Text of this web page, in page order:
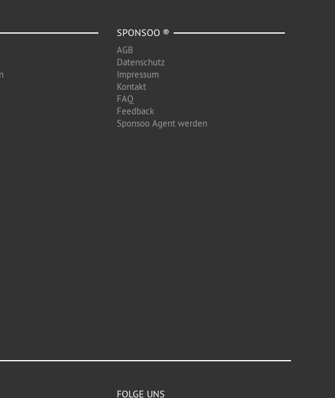
SPONSOO ®
AGB
Datenschutz
Impressum
Kontakt
FAQ
Feedback
Sponsoo Agent werden
FOLGE UNS